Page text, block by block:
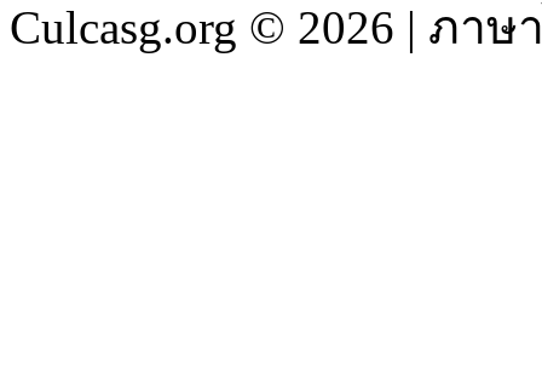
Culcasg.org © 2026 | ภา